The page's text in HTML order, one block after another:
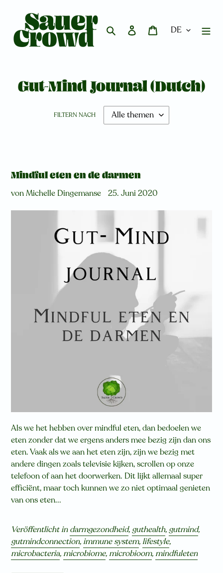
Inhalt
Suchen EinloggenWarenkorb
Gut-Mind Journal (Dutch)
FILTERN NACH
Mindful eten en de darmen
von Michelle Dingemanse 25. Juni 2020
Als we het hebben over mindful eten, dan bedoelen we
eten zonder dat we ergens anders mee bezig zijn dan ons
eten. Vaak als we aan het eten zijn, zijn we bezig met
andere dingen zoals televisie kijken, scrollen op onze
telefoon of aan het doorwerken. Dit lijkt allemaal super
efficiënt, maar toch kunnen we zo niet optimaal genieten
van ons eten...
Veröffentlicht indarmgezondheid,guthealth,gutmind,
gutmindconnection, immune system,lifestyle,
microbacteria, microbiome, microbioom, mindfuleten